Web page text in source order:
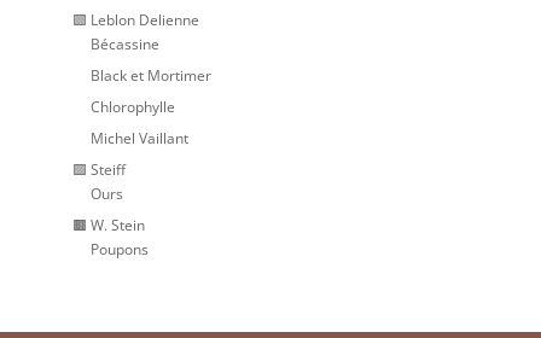
🟩 Leblon Delienne
Bécassine
Black et Mortimer
Chlorophylle
Michel Vaillant
🟪 Steiff
Ours
🟫 W. Stein
Poupons